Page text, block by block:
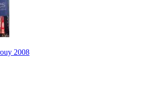
2008